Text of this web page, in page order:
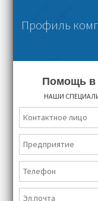
Профиль
Помощь в
НАШИ